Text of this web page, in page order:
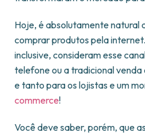
Hoje, é absolutamente natural
comprar produtos pela
inclusive, consideram esse
telefone ou a tradicional
e tanto para os lojistas e um
commerce!
Você deve saber, porém, que